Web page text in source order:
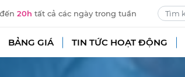
đến 20h tất cả các ngày trong tuần
BẢNG GIÁ TIN TỨC HOẠT ĐỘNG